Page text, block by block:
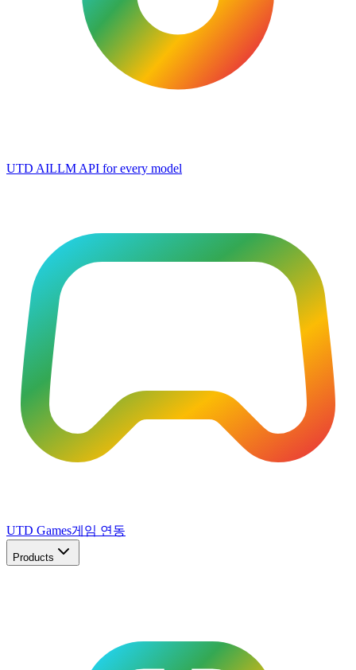
UTD AILLM API for every model
UTD Games게임 연동
Products